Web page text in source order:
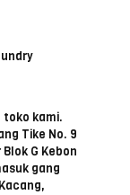
toko kami.
Tike No. 9
G Kebon
gang